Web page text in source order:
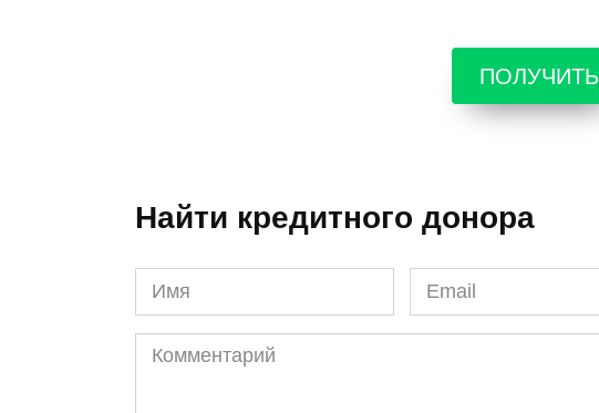
ПОЛУЧИТЬ
Найти кредитного донора
Имя
*
Email
*
Комментарий